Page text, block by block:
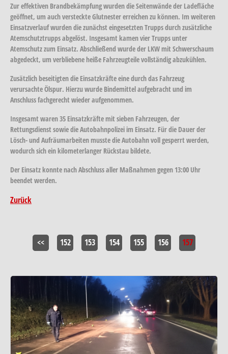
Zur effektiven Brandbekämpfung wurden die Seitenwände der Ladefläche
geöffnet, um auch versteckte Glutnester erreichen zu können. Im weiteren
Einsatzverlauf wurden die zunächst eingesetzten Trupps durch zusätzliche
Atemschutztrupps abgelöst. Insgesamt kamen vier Trupps unter
Atemschutz zum Einsatz. Abschließend wurde der LKW mit Schwerschaum
abgedeckt, um verbliebene heiße Fahrzeugteile vollständig abzukühlen.
Zusätzlich beseitigten die Einsatzkräfte eine durch das Fahrzeug
verursachte Ölspur. Hierzu wurde Bindemittel aufgebracht und im
Anschluss fachgerecht wieder aufgenommen.
Insgesamt waren 35 Einsatzkräfte mit sieben Fahrzeugen, der
Rettungsdienst sowie die Autobahnpolizei im Einsatz. Für die Dauer der
Lösch- und Aufräumarbeiten musste die Autobahn voll gesperrt werden,
wodurch sich ein kilometerlanger Rückstau bildete.
Der Einsatz konnte nach Abschluss aller Maßnahmen gegen 13:00 Uhr
beendet werden.
Zurück
<< 152 153 154 155 156 157